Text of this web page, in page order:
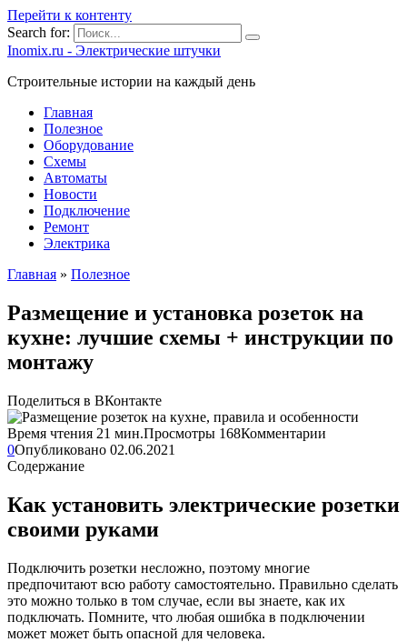
Перейти к контенту
Search for:
Inomix.ru - Электрические штучки
Cтроительные истории на каждый день
Главная
Полезное
Оборудование
Схемы
Автоматы
Новости
Подключение
Ремонт
Электрика
Главная » Полезное
Размещение и установка розеток на
кухне: лучшие схемы + инструкции по
монтажу
Поделиться в ВКонтакте
Время чтения 21 мин.Просмотры 168Комментарии
0Опубликовано 02.06.2021
Содержание
Как установить электрические розетки
своими руками
Подключить розетки несложно, поэтому многие
предпочитают всю работу самостоятельно. Правильно сделать
это можно только в том случае, если вы знаете, как их
подключать. Помните, что любая ошибка в подключении
может может быть опасной для человека.